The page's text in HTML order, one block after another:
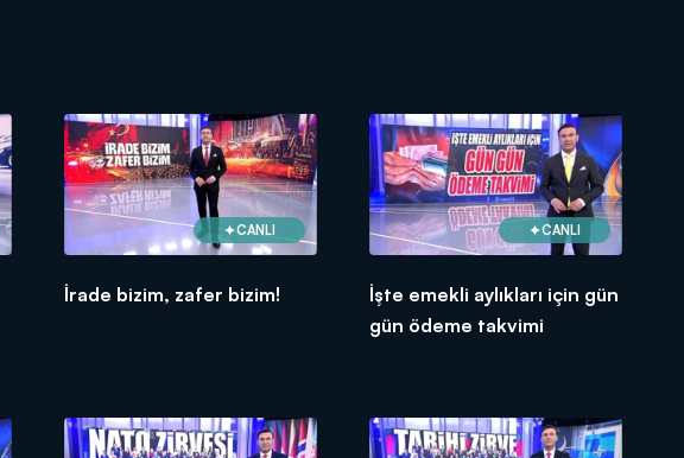
CANLI
İrade bizim, zafer bizim!
CANLI
İşte emekli aylıkları için gün
gün ödeme takvimi